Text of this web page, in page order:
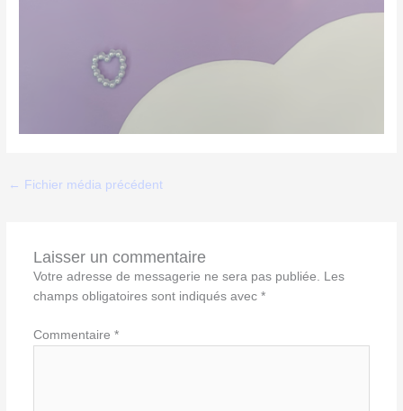
← Fichier média précédent
Laisser un commentaire
Votre adresse de messagerie ne sera pas publiée. Les
champs obligatoires sont indiqués avec *
Commentaire *